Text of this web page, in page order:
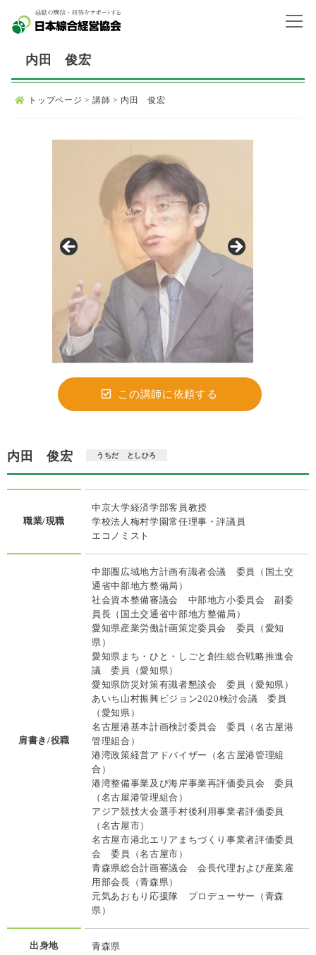
内田 俊宏
トップページ >講師 > 内田 俊宏
この講師に依頼する
内田 俊宏 うちだ としひろ
職業/現職
中京大学経済学部客員教授
学校法人梅村学園常任理事・評議員
エコノミスト
肩書き/役職
中部圏広域地方計画有識者会議 委員（国土交
通省中部地方整備局）
社会資本整備審議会 中部地方小委員会 副委
員長（国土交通省中部地方整備局）
愛知県産業労働計画策定委員会 委員（愛知
県）
愛知県まち・ひと・しごと創生総合戦略推進会
議 委員（愛知県）
愛知県防災対策有識者懇談会 委員（愛知県）
あいち山村振興ビジョン2020検討会議 委員
（愛知県）
名古屋港基本計画検討委員会 委員（名古屋港
管理組合）
港湾政策経営アドバイザー（名古屋港管理組
合）
港湾整備事業及び海岸事業再評価委員会 委員
（名古屋港管理組合）
アジア競技大会選手村後利用事業者評価委員
（名古屋市）
名古屋市港北エリアまちづくり事業者評価委員
会 委員（名古屋市）
青森県総合計画審議会 会長代理および産業雇
用部会長（青森県）
元気あおもり応援隊 プロデューサー（青森
県）
出身地 青森県